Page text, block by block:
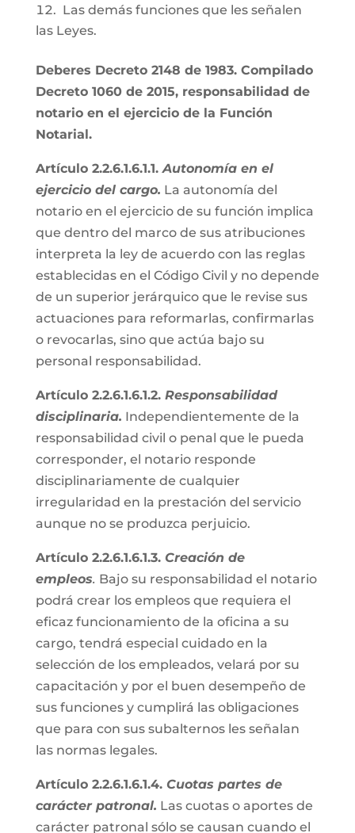
Las demás funciones que les señalen
las Leyes.
Deberes Decreto 2148 de 1983. Compilado
Decreto 1060 de 2015, responsabilidad de
notario en el ejercicio de la Función
Notarial.
Artículo 2.2.6.1.6.1.1.Autonomía en el
ejercicio del cargo. La autonomía del
notario en el ejercicio de su función implica
que dentro del marco de sus atribuciones
interpreta la ley de acuerdo con las reglas
establecidas en el Código Civil y no depende
de un superior jerárquico que le revise sus
actuaciones para reformarlas, confirmarlas
o revocarlas, sino que actúa bajo su
personal responsabilidad.
Artículo 2.2.6.1.6.1.2.Responsabilidad
disciplinaria. Independientemente de la
responsabilidad civil o penal que le pueda
corresponder, el notario responde
disciplinariamente de cualquier
irregularidad en la prestación del servicio
aunque no se produzca perjuicio.
Artículo 2.2.6.1.6.1.3. Creación de
empleos. Bajo su responsabilidad el notario
podrá crear los empleos que requiera el
eficaz funcionamiento de la oficina a su
cargo, tendrá especial cuidado en la
selección de los empleados, velará por su
capacitación y por el buen desempeño de
sus funciones y cumplirá las obligaciones
que para con sus subalternos les señalan
las normas legales.
Artículo 2.2.6.1.6.1.4. Cuotas partes de
carácter patronal. Las cuotas o aportes de
carácter patronal sólo se causan cuando el